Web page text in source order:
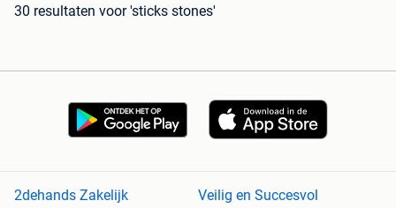
30 resultaten voor 'sticks stones'
2dehands Zakelijk Veilig en Succesvol